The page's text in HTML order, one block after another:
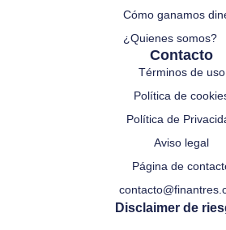
Cómo ganamos
¿Quienes somos?
Contacto
Términos de uso
Política de
Política de
Aviso legal
Página de
Disclaimer de